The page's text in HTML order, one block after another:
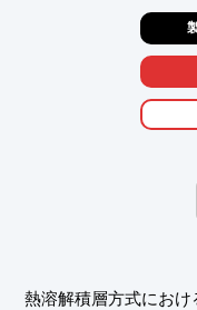
TPUなどの汎用樹脂も
この機会にぜひお問い
熱溶解積層方式にお